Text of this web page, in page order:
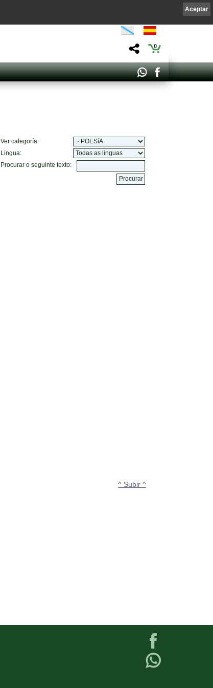
0
Ver categoría:
Lingua:
Procurar o seguinte texto:
^ Subir ^
Aceptar